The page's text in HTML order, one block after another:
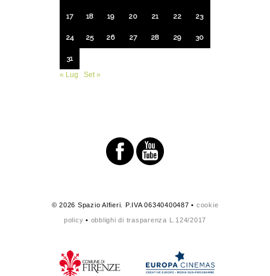
17 18 19 20 21 22 23
24 25 26 27 28 29 30
31
« Lug
Set »
© 2026 Spazio Alfieri. P.IVA 06340400487 • cookie
policy • obblighi di trasparenza L.124/2017